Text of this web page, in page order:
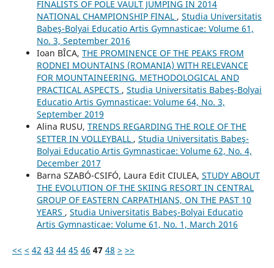
FINALISTS OF POLE VAULT JUMPING IN 2014
NATIONAL CHAMPIONSHIP FINAL , Studia Universitatis
Babeş-Bolyai Educatio Artis Gymnasticae: Volume 61,
No. 3, September 2016
Ioan BÎCA, THE PROMINENCE OF THE PEAKS FROM
RODNEI MOUNTAINS (ROMANIA) WITH RELEVANCE
FOR MOUNTAINEERING. METHODOLOGICAL AND
PRACTICAL ASPECTS , Studia Universitatis Babeş-Bolyai
Educatio Artis Gymnasticae: Volume 64, No. 3,
September 2019
Alina RUSU, TRENDS REGARDING THE ROLE OF THE
SETTER IN VOLLEYBALL , Studia Universitatis Babeş-
Bolyai Educatio Artis Gymnasticae: Volume 62, No. 4,
December 2017
Barna SZABÓ-CSIFÓ, Laura Edit CIULEA, STUDY ABOUT
THE EVOLUTION OF THE SKIING RESORT IN CENTRAL
GROUP OF EASTERN CARPATHIANS, ON THE PAST 10
YEARS , Studia Universitatis Babeş-Bolyai Educatio
Artis Gymnasticae: Volume 61, No. 1, March 2016
<< < 42 43 44 45 46 47 48 > >>